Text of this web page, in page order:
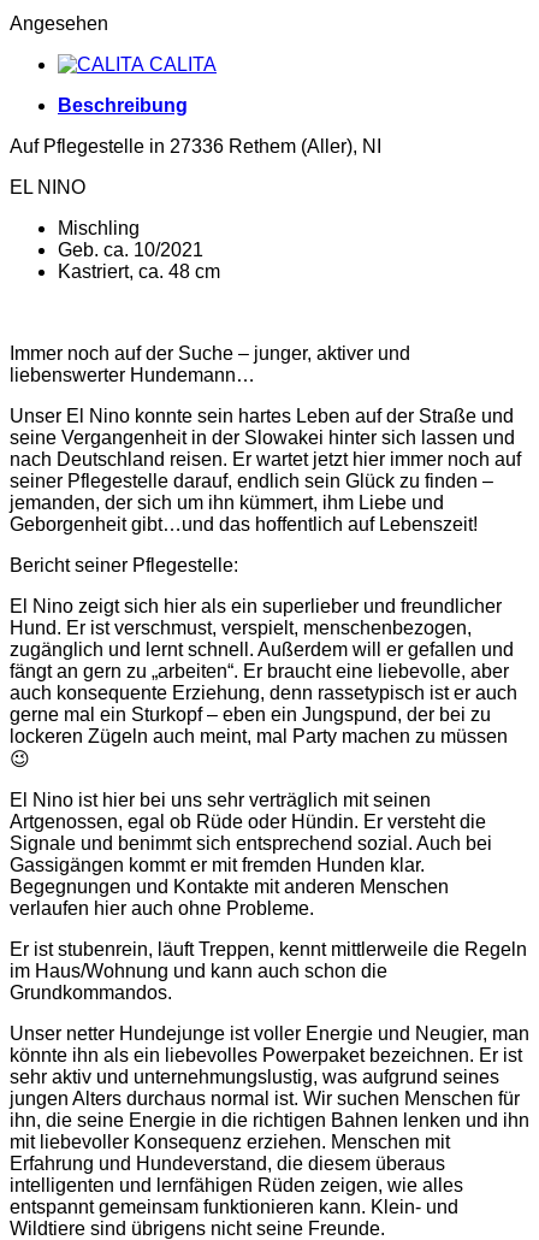
Angesehen
CALITA
Beschreibung
Auf Pflegestelle in 27336 Rethem (Aller), NI
EL NINO
Mischling
Geb. ca. 10/2021
Kastriert, ca. 48 cm
Immer noch auf der Suche – junger, aktiver und
liebenswerter Hundemann…
Unser El Nino konnte sein hartes Leben auf der Straße und
seine Vergangenheit in der Slowakei hinter sich lassen und
nach Deutschland reisen. Er wartet jetzt hier immer noch auf
seiner Pflegestelle darauf, endlich sein Glück zu finden –
jemanden, der sich um ihn kümmert, ihm Liebe und
Geborgenheit gibt…und das hoffentlich auf Lebenszeit!
Bericht seiner Pflegestelle:
El Nino zeigt sich hier als ein superlieber und freundlicher
Hund. Er ist verschmust, verspielt, menschenbezogen,
zugänglich und lernt schnell. Außerdem will er gefallen und
fängt an gern zu „arbeiten“. Er braucht eine liebevolle, aber
auch konsequente Erziehung, denn rassetypisch ist er auch
gerne mal ein Sturkopf – eben ein Jungspund, der bei zu
lockeren Zügeln auch meint, mal Party machen zu müssen
😉
El Nino ist hier bei uns sehr verträglich mit seinen
Artgenossen, egal ob Rüde oder Hündin. Er versteht die
Signale und benimmt sich entsprechend sozial. Auch bei
Gassigängen kommt er mit fremden Hunden klar.
Begegnungen und Kontakte mit anderen Menschen
verlaufen hier auch ohne Probleme.
Er ist stubenrein, läuft Treppen, kennt mittlerweile die Regeln
im Haus/Wohnung und kann auch schon die
Grundkommandos.
Unser netter Hundejunge ist voller Energie und Neugier, man
könnte ihn als ein liebevolles Powerpaket bezeichnen. Er ist
sehr aktiv und unternehmungslustig, was aufgrund seines
jungen Alters durchaus normal ist. Wir suchen Menschen für
ihn, die seine Energie in die richtigen Bahnen lenken und ihn
mit liebevoller Konsequenz erziehen. Menschen mit
Erfahrung und Hundeverstand, die diesem überaus
intelligenten und lernfähigen Rüden zeigen, wie alles
entspannt gemeinsam funktionieren kann. Klein- und
Wildtiere sind übrigens nicht seine Freunde.